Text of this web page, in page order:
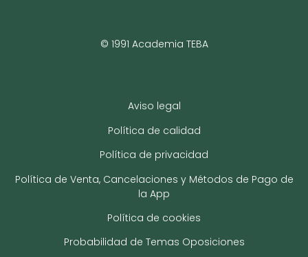
© 1991 Academia TEBA
Aviso legal
Política de calidad
Política de privacidad
Política de Venta, Cancelaciones y Métodos de Pago de
la App
Política de cookies
Probabilidad de Temas Oposiciones